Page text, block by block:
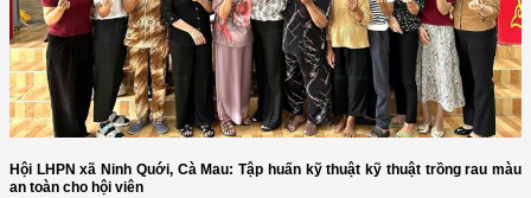
Hội LHPN xã Ninh Quới, Cà Mau: Tập huấn kỹ thuật kỹ thuật trồng rau màu
an toàn cho hội viên